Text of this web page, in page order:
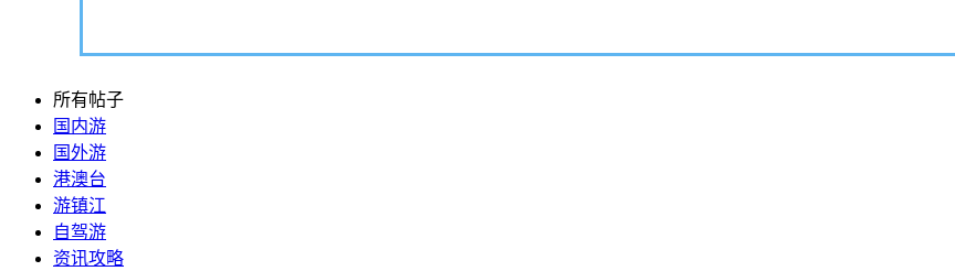
所有帖子
国内游
国外游
港澳台
游镇江
自驾游
资讯攻略